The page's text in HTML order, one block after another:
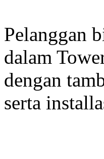
Pelanggan
dalam
dengan
serta